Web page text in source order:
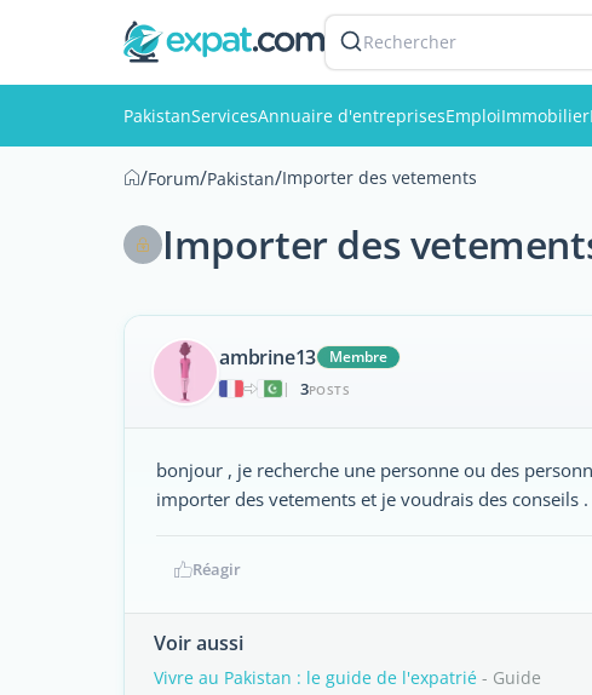
Rechercher
PakistanServicesAnnuaire d'entreprisesEmploiImmobilier
/Forum/Pakistan/Importer des vetements
Importer des
ambrine13
Membre
|
3POSTS
bonjour , je recherche une personne ou des
importer des vetements et je voudrais des
Réagir
Voir aussi
Vivre au Pakistan : le guide de l'expatrié - Guide